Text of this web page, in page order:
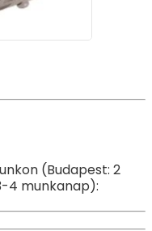
(Budapest: 2
4 munkanap):